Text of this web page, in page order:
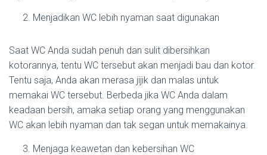
Menjadikan WC lebih nyaman saat digunakan
Saat WC Anda sudah penuh dan sulit dibersihkan
kotorannya, tentu WC tersebut akan menjadi bau dan kotor.
Tentu saja, Anda akan merasa jijik dan malas untuk
memakai WC tersebut. Berbeda jika WC Anda dalam
keadaan bersih, amaka setiap orang yang menggunakan
WC akan lebih nyaman dan tak segan untuk memakainya.
Menjaga keawetan dan kebersihan WC